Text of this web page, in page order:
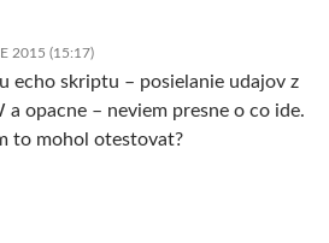
2015 (15:17)
echo skriptu – posielanie udajov z
a opacne – neviem presne o co ide.
to mohol otestovat?